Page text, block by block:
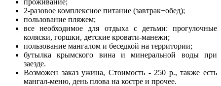
2-разовое комплексное питание (завтрак+обед);
пользование пляжем;
все необходимое для отдыха с детьми: прогулочные
коляски, горшки, детские кровати-манежи;
пользование мангалом и беседкой на территории;
бутылка крымского вина и минеральной воды при
заезде.
Возможен заказ ужина, Стоимость - 250 р., также есть
мангал-меню, день плова на костре и прочее.